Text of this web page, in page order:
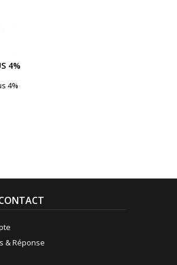
4%
4%
& Réponse